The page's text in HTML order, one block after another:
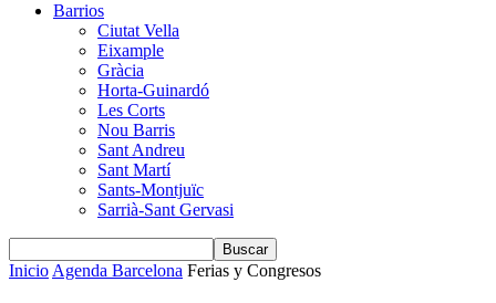
Barrios
Ciutat Vella
Eixample
Gràcia
Horta-Guinardó
Les Corts
Nou Barris
Sant Andreu
Sant Martí
Sants-Montjuïc
Sarrià-Sant Gervasi
InicioAgenda Barcelona Ferias y Congresos